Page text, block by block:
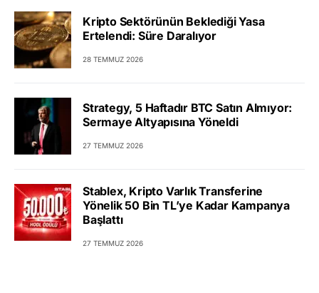
Kripto Sektörünün Beklediği Yasa
Ertelendi: Süre Daralıyor
28 TEMMUZ 2026
Strategy, 5 Haftadır BTC Satın Almıyor:
Sermaye Altyapısına Yöneldi
27 TEMMUZ 2026
Stablex, Kripto Varlık Transferine
Yönelik 50 Bin TL’ye Kadar Kampanya
Başlattı
27 TEMMUZ 2026